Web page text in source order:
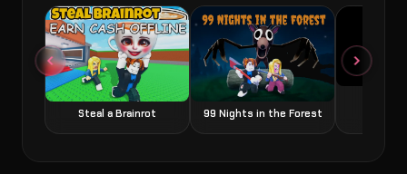
Steal a Brainrot 99 Nights in the Forest